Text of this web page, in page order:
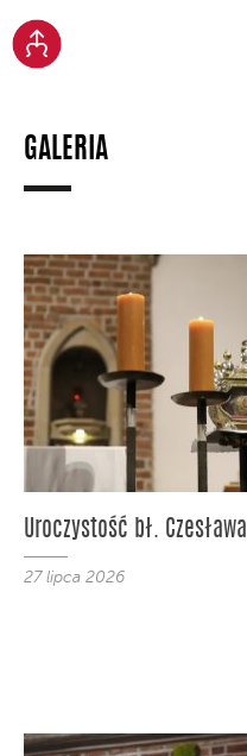
GALERIA
Uroczystość bł. Czesława
27 lipca 2026